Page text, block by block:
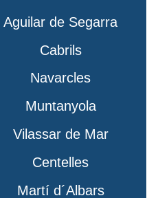
Aguilar de Segarra
Cabrils
Navarcles
Muntanyola
Vilassar de Mar
Centelles
Martí d´Albars